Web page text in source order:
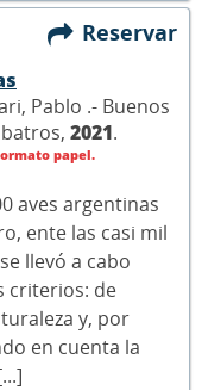
Reservar
Pablo .- Buenos
2021.
papel.
aves argentinas
ente las casi mil
llevó a cabo
criterios: de
y, por
en cuenta la